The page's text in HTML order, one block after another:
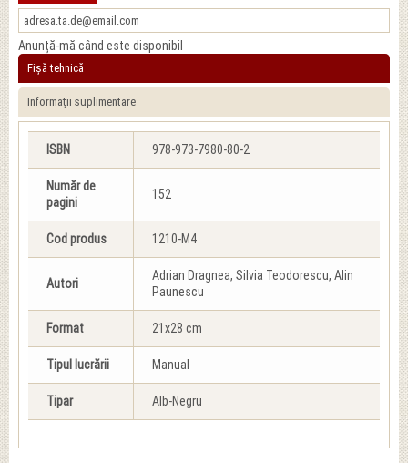
Anunță-mă când este disponibil
Fișă tehnică
Informații suplimentare
ISBN 978-973-7980-80-2
Număr de
pagini
152
Cod produs 1210-M4
Autori
Adrian Dragnea, Silvia Teodorescu, Alin
Paunescu
Format 21x28 cm
Tipul lucrării Manual
Tipar Alb-Negru